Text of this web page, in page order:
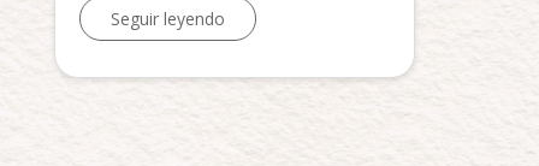
Seguir leyendo